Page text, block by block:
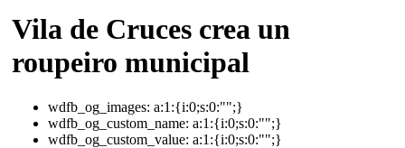
Vila de Cruces crea un
roupeiro municipal
wdfb_og_images: a:1:{i:0;s:0:"";}
wdfb_og_custom_name: a:1:{i:0;s:0:"";}
wdfb_og_custom_value: a:1:{i:0;s:0:"";}